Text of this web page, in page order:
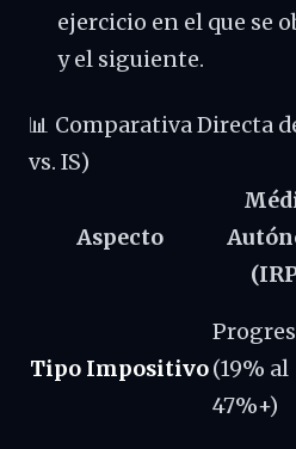
ejercicio en el que se
y el siguiente.
📊 Comparativa Directa
vs. IS)
Aspecto
Tipo Impositivo(19% al
47%+)